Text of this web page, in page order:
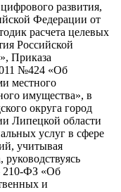
развития,
Федерации от
расчета целевых
Российской
Приказа
№424 «Об
местного
имущества», в
округа город
Липецкой области
услуг в сфере
учитывая
210-ФЗ «Об
и